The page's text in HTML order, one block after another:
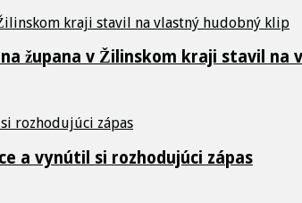
župana v Žilinskom kraji stavil na
a vynútil si rozhodujúci zápas